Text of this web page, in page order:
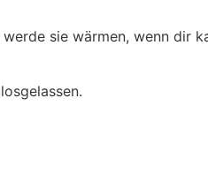
sie wärmen, wenn dir